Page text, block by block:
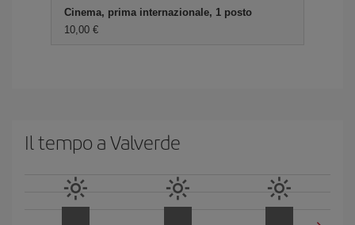
Cinema, prima internazionale, 1 posto
10,00 €
Il tempo a Valverde